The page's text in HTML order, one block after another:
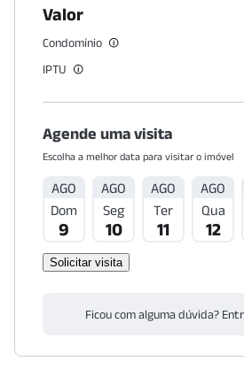
Valor
Condomínio
IPTU
Agende uma visita
Escolha a melhor data para visitar o imóvel
AGO
Dom
9
AGO
Seg
10
AGO
Ter
11
AGO
Qua
12
Solicitar visita
Ficou com alguma dúvida?